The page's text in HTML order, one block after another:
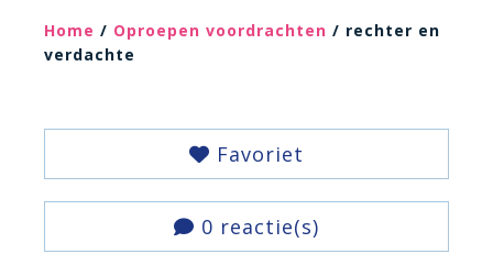
Home / Oproepen voordrachten / rechter en
verdachte
Favoriet
0 reactie(s)